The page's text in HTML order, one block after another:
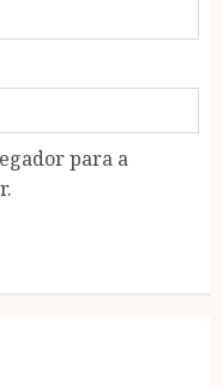
para a